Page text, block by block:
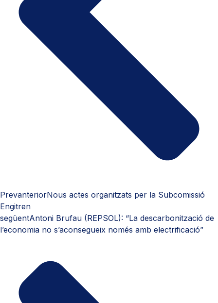
PrevanteriorNous actes organitzats per la Subcomissió
Engitren
següentAntoni Brufau (REPSOL): “La descarbonització de
l’economia no s’aconsegueix només amb electrificació”